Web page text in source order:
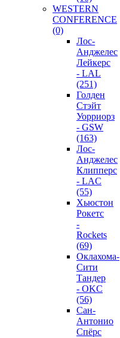
WESTERN
CONFERENCE
(0)
Лос-
Анджелес
Лейкерс
- LAL
(251)
Голден
Стэйт
Уорриорз
- GSW
(163)
Лос-
Анджелес
Клипперс
- LAC
(55)
Хьюстон
Рокетс
-
Rockets
(69)
Оклахома-
Сити
Тандер
- OKC
(56)
Сан-
Антонио
Спёрс